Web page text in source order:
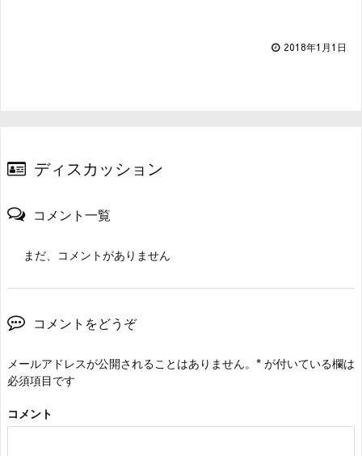
2018年1月1日
ディスカッション
コメント一覧
まだ、コメントがありません
コメントをどうぞ
メールアドレスが公開されることはありません。 * が付いている欄は
必須項目です
コメント